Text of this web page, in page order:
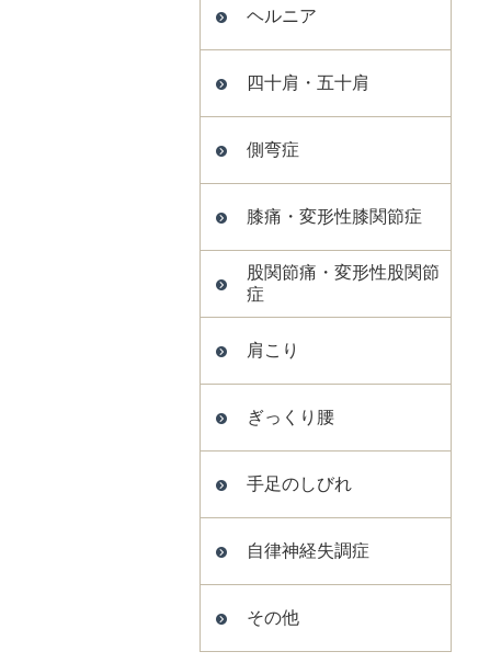
ヘルニア
四十肩・五十肩
側弯症
膝痛・変形性膝関節症
股関節痛・変形性股関節
症
肩こり
ぎっくり腰
手足のしびれ
自律神経失調症
その他